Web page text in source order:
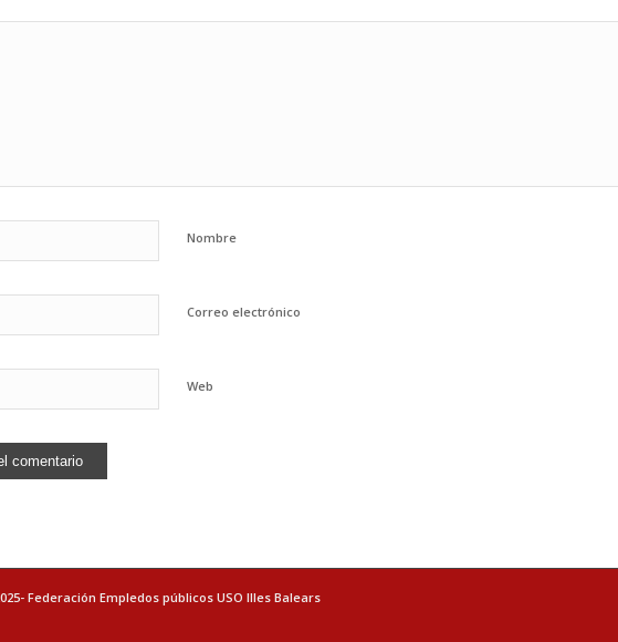
Nombre
Correo electrónico
Web
Federación Empledos públicos USO Illes Balears